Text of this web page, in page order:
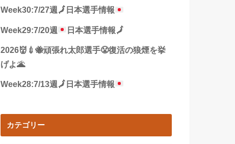
Week30:7/27週🗾 日本選手情報
Week29:7/20週 日本選手情報🗾
2026👹💉🐝頑張れ太郎選手😤復活の狼煙を挙
げよ🌋
Week28:7/13週 🗾 日本選手情報
カテゴリー